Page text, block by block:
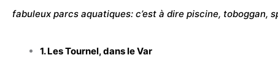
fabuleux parcs aquatiques: c’est à dire piscine, toboggan,
1. Les Tournel, dans le Var